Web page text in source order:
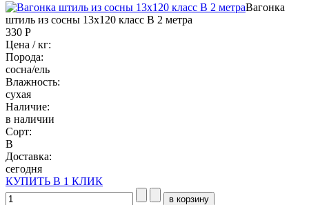
Вагонка
штиль из сосны 13х120 класс B 2 метра
330 Р
Цена / кг:
Порода:
сосна/ель
Влажность:
сухая
Наличие:
в наличии
Сорт:
B
Доставка:
сегодня
КУПИТЬ В 1 КЛИК